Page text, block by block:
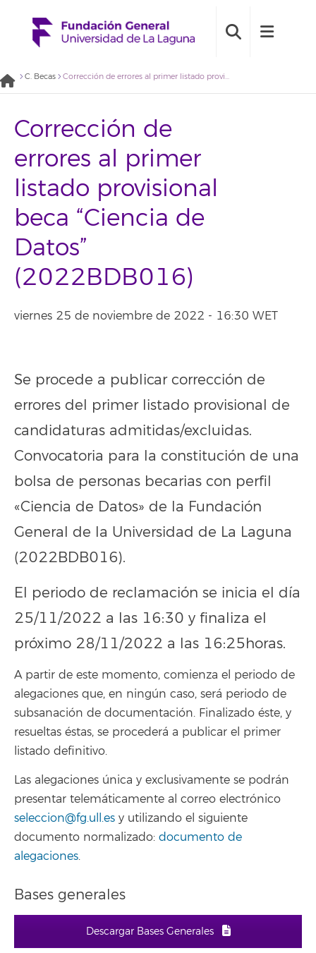
C. Becas Corrección de errores al primer listado provisional beca “Ciencia de Datos” (2022BDB016)
Corrección de
errores al primer
listado provisional
beca “Ciencia de
Datos”
(2022BDB016)
viernes 25 de noviembre de 2022 - 16:30 WET
Se procede a publicar corrección de
errores del primer listado provisional de
candidaturas admitidas/excluidas.
Convocatoria para la constitución de una
bolsa de personas becarias con perfil
«Ciencia de Datos» de la Fundación
General de la Universidad de La Laguna
(2022BDB016).
El periodo de reclamación se inicia el día
25/11/2022 a las 16:30 y finaliza el
próximo 28/11/2022 a las 16:25horas.
A partir de este momento, comienza el periodo de
alegaciones que, en ningún caso, será periodo de
subsanación de documentación. Finalizado éste, y
resueltas éstas, se procederá a publicar el primer
listado definitivo.
Las alegaciones única y exclusivamente se podrán
presentar telemáticamente al correo electrónico
seleccion@fg.ull.es y utilizando el siguiente
documento normalizado: documento de
alegaciones.
Bases generales
Descargar Bases Generales